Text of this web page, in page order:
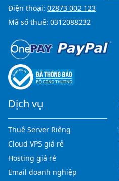
Điện thoại: 02873 002 123
Mã số thuế: 0312088232
Dịch vụ
Thuê Server Riêng
Cloud VPS giá rẻ
Hosting giá rẻ
Email doanh nghiệp